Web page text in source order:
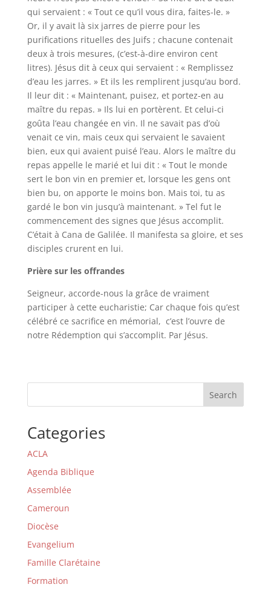
qui servaient : « Tout ce qu’il vous dira, faites-le. »
Or, il y avait là six jarres de pierre pour les
purifications rituelles des Juifs ; chacune contenait
deux à trois mesures, (c’est-à-dire environ cent
litres). Jésus dit à ceux qui servaient : « Remplissez
d’eau les jarres. » Et ils les remplirent jusqu’au bord.
Il leur dit : « Maintenant, puisez, et portez-en au
maître du repas. » Ils lui en portèrent. Et celui-ci
goûta l’eau changée en vin. Il ne savait pas d’où
venait ce vin, mais ceux qui servaient le savaient
bien, eux qui avaient puisé l’eau. Alors le maître du
repas appelle le marié et lui dit : « Tout le monde
sert le bon vin en premier et, lorsque les gens ont
bien bu, on apporte le moins bon. Mais toi, tu as
gardé le bon vin jusqu’à maintenant. » Tel fut le
commencement des signes que Jésus accomplit.
C’était à Cana de Galilée. Il manifesta sa gloire, et ses
disciples crurent en lui.
Prière sur les offrandes
Seigneur, accorde-nous la grâce de vraiment
participer à cette eucharistie; Car chaque fois qu’est
célébré ce sacrifice en mémorial, c’est l’ouvre de
notre Rédemption qui s’accomplit. Par Jésus.
Search
Categories
ACLA
Agenda Biblique
Assemblée
Cameroun
Diocèse
Evangelium
Famille Clarétaine
Formation